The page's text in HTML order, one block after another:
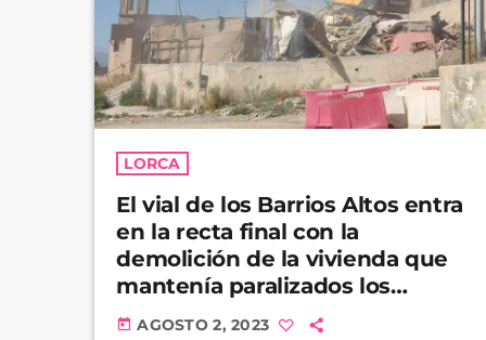
LORCA
El vial de los Barrios Altos entra
en la recta final con la
demolición de la vivienda que
mantenía paralizados los
trabajos
today AGOSTO 2, 2023